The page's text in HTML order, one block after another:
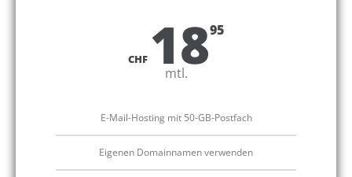
CHF 1895
mtl.
E-Mail-Hosting mit 50-GB-Postfach
Eigenen Domainnamen verwenden